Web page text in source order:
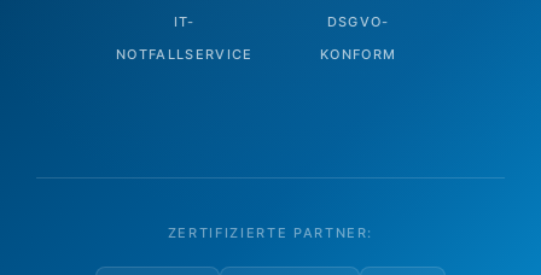
IT-
NOTFALLSERVICE
DSGVO-
KONFORM
ZERTIFIZIERTE PARTNER: